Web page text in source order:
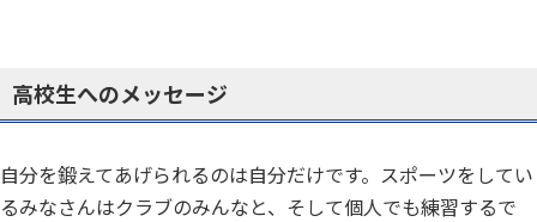
高校生へのメッセージ
自分を鍛えてあげられるのは自分だけです。スポーツをしてい
るみなさんはクラブのみんなと、そして個人でも練習するで